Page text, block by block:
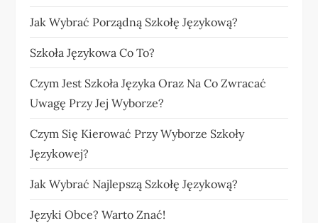
Jak Wybrać Porządną Szkołę Językową?
Szkoła Językowa Co To?
Czym Jest Szkoła Języka Oraz Na Co Zwracać
Uwagę Przy Jej Wyborze?
Czym Się Kierować Przy Wyborze Szkoły
Językowej?
Jak Wybrać Najlepszą Szkołę Językową?
Języki Obce? Warto Znać!